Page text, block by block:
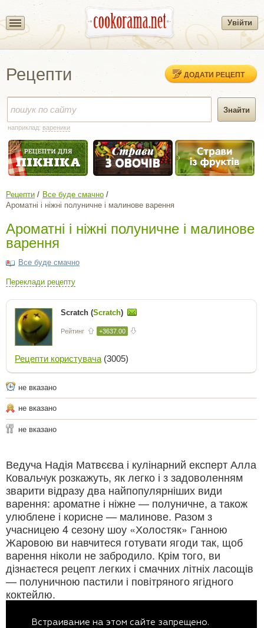
Увійти
Рецепти ДОДАТИ РЕЦЕПТ
наприклад: вареники
Рецепти
Все буде смачно
Ароматні і ніжні полуничне і малинове варення
Ароматні і ніжні полуничне і малинове
варення
Все буде смачно
Переклади рецепту
Scratch (Scratch)
Рейтинг +3637.00
Рецепти користувача (3005)
не вказано
не вказано
не вказано
Ведуча Надія Матвєєва і кулінарний експерт Алла
Ковальчук розкажуть, як легко і з задоволенням
зварити відразу два найпопулярніших види
варення: ароматне і ніжне — полуничне, а також
улюблене і корисне — малинове. Разом з
учасницею 4 сезону шоу «Холостяк» Ганною
Жаровою ви навчитеся готувати ягоди так, щоб
варення ніколи не забродило. Крім того, ви
дізнаєтеся рецепт легких і смачних літніх ласощів
— полуничною пастили і повітряного ягідного
коктейлю.